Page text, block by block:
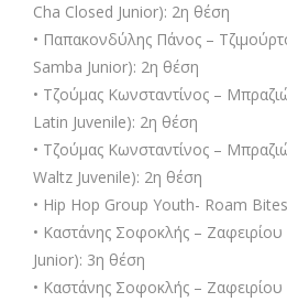
Cha Closed Junior): 2η θέση
• Παπακονδύλης Πάνος –
Samba Junior): 2η θέση
• Τζούμας Κωνσταντίνος –
Latin Juvenile): 2η θέση
• Τζούμας Κωνσταντίνος –
Waltz Juvenile): 2η θέση
• Hip Hop Group Youth- Roam
• Καστάνης Σοφοκλής –
Junior): 3η θέση
• Καστάνης Σοφοκλής – Ζαφειρίου